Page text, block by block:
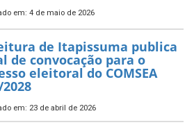
em: 4 de maio de 2026
de Itapissuma publica
de convocação para o
eleitoral do COMSEA
em: 23 de abril de 2026